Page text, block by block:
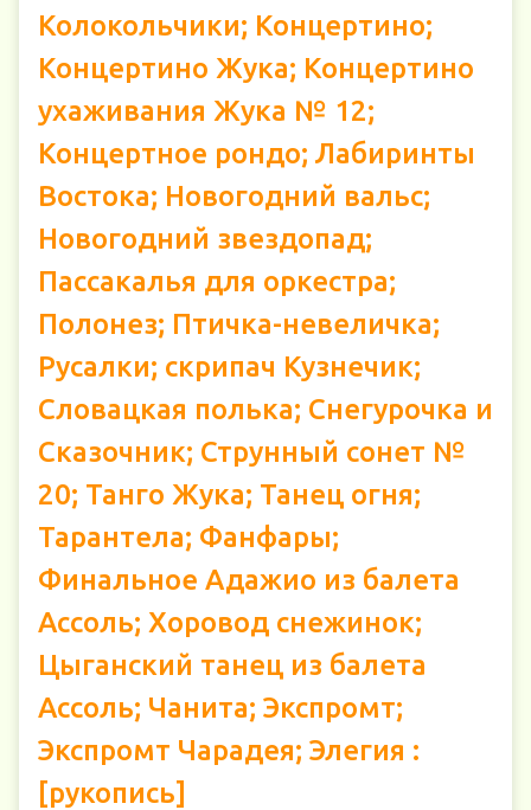
Колокольчики; Концертино;
Концертино Жука; Концертино
ухаживания Жука № 12;
Концертное рондо; Лабиринты
Востока; Новогодний вальс;
Новогодний звездопад;
Пассакалья для оркестра;
Полонез; Птичка-невеличка;
Русалки; скрипач Кузнечик;
Словацкая полька; Снегурочка и
Сказочник; Струнный сонет №
20; Танго Жука; Танец огня;
Тарантела; Фанфары;
Финальное Адажио из балета
Ассоль; Хоровод снежинок;
Цыганский танец из балета
Ассоль; Чанита; Экспромт;
Экспромт Чарадея; Элегия :
[рукопись]